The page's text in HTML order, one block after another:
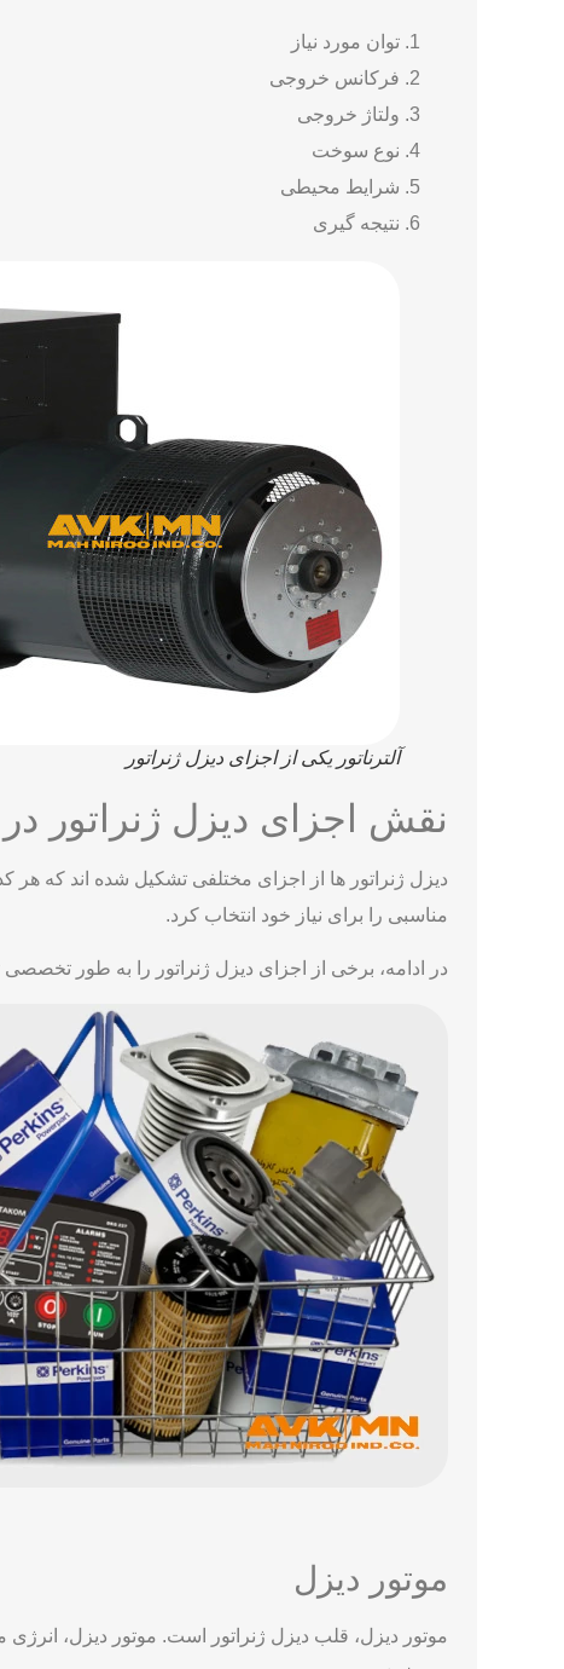
توان مورد نیاز
فرکانس خروجی
ولتاژ خروجی
نوع سوخت
شرایط محیطی
نتیجه گیری
آلترناتور یکی از اجزای دیزل ژنراتور
نقش اجزای دیزل ژنراتور
دیزل ژنراتور ها از اجزای مختلفی تشکیل شده اند که هر
مناسبی را برای نیاز خود انتخاب کرد.
در ادامه، برخی از اجزای دیزل ژنراتور را به طور
موتور دیزل
موتور دیزل، قلب دیزل ژنراتور است. موتور دیزل، انرژی